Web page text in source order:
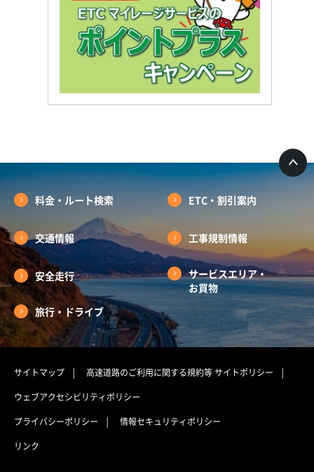
料金・ルート検索 ETC・割引案内
交通情報 工事規制情報
安全走行
サービスエリア・
お買物
旅行・ドライブ
サイトマップ 高速道路のご利用に関する規約等サイトポリシー
ウェブアクセシビリティポリシー
プライバシーポリシー
情報セキュリティポリシー
リンク